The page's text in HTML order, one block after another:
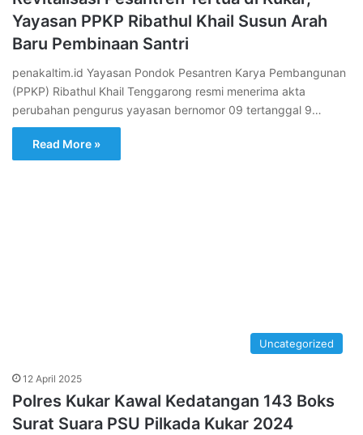
Yayasan PPKP Ribathul Khail Susun Arah
Baru Pembinaan Santri
penakaltim.id Yayasan Pondok Pesantren Karya Pembangunan
(PPKP) Ribathul Khail Tenggarong resmi menerima akta
perubahan pengurus yayasan bernomor 09 tertanggal 9…
Read More »
Uncategorized
12 April 2025
Polres Kukar Kawal Kedatangan 143 Boks
Surat Suara PSU Pilkada Kukar 2024